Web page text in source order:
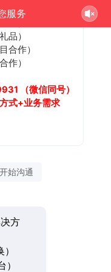
服务
台）
品）
合作）
作）
（微信同号）
式+业务需求
始沟通
方